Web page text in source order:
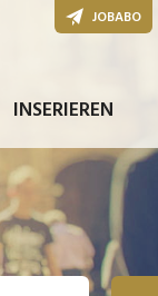
INSERIEREN
JOBABO